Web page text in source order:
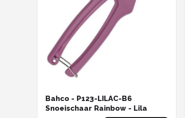
Bahco - P123-LILAC-B6
Snoeischaar Rainbow - Lila